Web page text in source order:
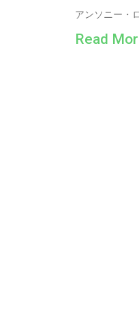
アンソニー・
Read